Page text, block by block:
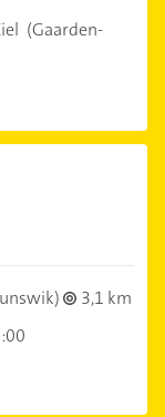
(Gaarden-
3,1 km